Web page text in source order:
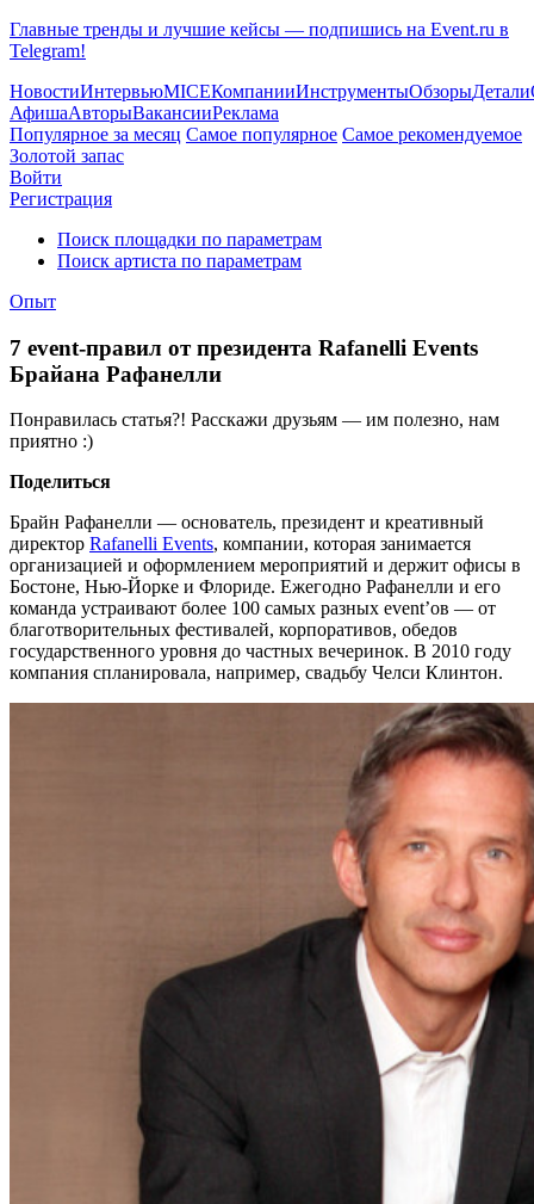
Главные тренды и лучшие кейсы — подпишись на Event.ru в
Telegram!
НовостиИнтервьюMICEКомпанииИнструментыОбзорыДетали
АфишаАвторыВакансииРеклама
Популярное за месяц Самое популярное Самое рекомендуемое
Золотой запас
Войти
Регистрация
Поиск площадки по параметрам
Поиск артиста по параметрам
Опыт
7 event-правил от президента Rafanelli Events
Брайана Рафанелли
Понравилась статья?! Расскажи друзьям — им полезно, нам
приятно :)
Поделиться
Брайн Рафанелли — основатель, президент и креативный
директор Rafanelli Events, компании, которая занимается
организацией и оформлением мероприятий и держит офисы в
Бостоне, Нью-Йорке и Флориде. Ежегодно Рафанелли и его
команда устраивают более 100 самых разных event’ов — от
благотворительных фестивалей, корпоративов, обедов
государственного уровня до частных вечеринок. В 2010 году
компания спланировала, например, свадьбу Челси Клинтон.